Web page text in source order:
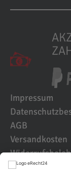
Impressum
AGB
Versandkosten